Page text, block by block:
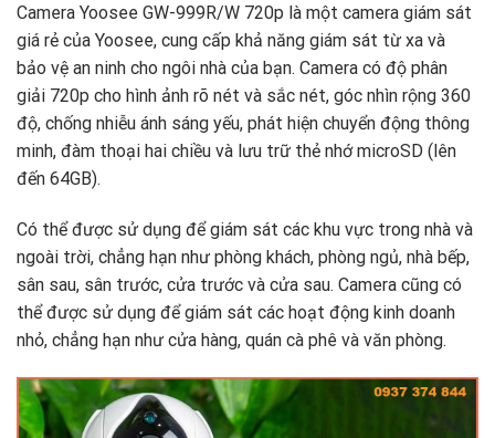
Camera Yoosee GW-999R/W 720p là một camera giám sát
giá rẻ của Yoosee, cung cấp khả năng giám sát từ xa và
bảo vệ an ninh cho ngôi nhà của bạn. Camera có độ phân
giải 720p cho hình ảnh rõ nét và sắc nét, góc nhìn rộng 360
độ, chống nhiễu ánh sáng yếu, phát hiện chuyển động thông
minh, đàm thoại hai chiều và lưu trữ thẻ nhớ microSD (lên
đến 64GB).
Có thể được sử dụng để giám sát các khu vực trong nhà và
ngoài trời, chẳng hạn như phòng khách, phòng ngủ, nhà bếp,
sân sau, sân trước, cửa trước và cửa sau. Camera cũng có
thể được sử dụng để giám sát các hoạt động kinh doanh
nhỏ, chẳng hạn như cửa hàng, quán cà phê và văn phòng.